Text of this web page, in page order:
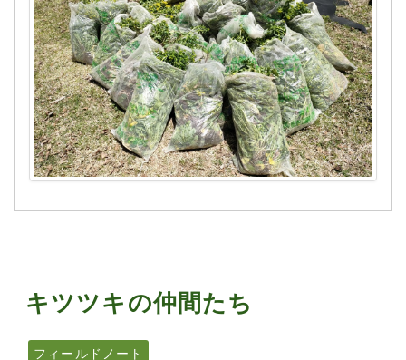
キツツキの仲間たち
フィールドノート